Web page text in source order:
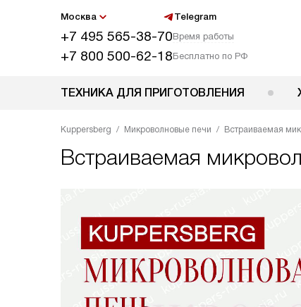
Москва Telegram
+7 495 565-38-70Время работы
+7 800 500-62-18Бесплатно по РФ
ТЕХНИКА ДЛЯ ПРИГОТОВЛЕНИЯ
Kuppersberg Микроволновые печи Встраиваемая
Встраиваемая